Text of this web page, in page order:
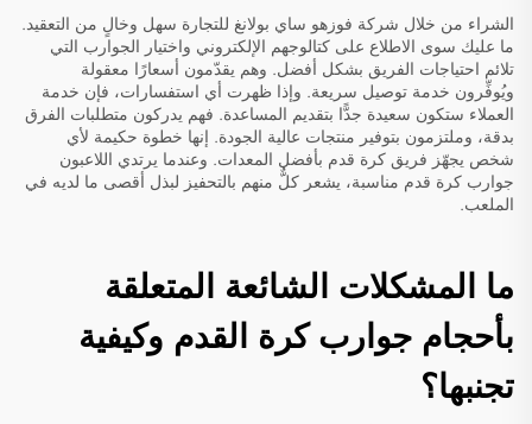
الشراء من خلال شركة فوزهو ساي بولانغ للتجارة سهل وخالٍ من التعقيد.
ما عليك سوى الاطلاع على كتالوجهم الإلكتروني واختيار الجوارب التي
تلائم احتياجات الفريق بشكل أفضل. وهم يقدّمون أسعارًا معقولة
ويُوفِّرون خدمة توصيل سريعة. وإذا ظهرت أي استفسارات، فإن خدمة
العملاء ستكون سعيدة جدًّا بتقديم المساعدة. فهم يدركون متطلبات الفرق
بدقة، وملتزمون بتوفير منتجات عالية الجودة. إنها خطوة حكيمة لأي
شخص يجهّز فريق كرة قدم بأفضل المعدات. وعندما يرتدي اللاعبون
جوارب كرة قدم مناسبة، يشعر كلٌّ منهم بالتحفيز لبذل أقصى ما لديه في
الملعب.
ما المشكلات الشائعة المتعلقة
بأحجام جوارب كرة القدم وكيفية
تجنبها؟